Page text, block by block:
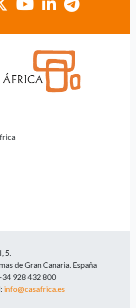
5.
de Gran Canaria. España
928 432 800
info@casafrica.es